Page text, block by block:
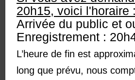
20h15, voici l'horaire :
Arrivée du public et
Enregistrement :
L’heure de fin est
long que prévu, nous